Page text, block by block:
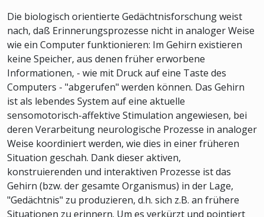
Die biologisch orientierte Gedächtnisforschung weist
nach, daß Erinnerungsprozesse nicht in analoger Weise
wie ein Computer funktionieren: Im Gehirn existieren
keine Speicher, aus denen früher erworbene
Informationen, - wie mit Druck auf eine Taste des
Computers - "abgerufen" werden können. Das Gehirn
ist als lebendes System auf eine aktuelle
sensomotorisch-affektive Stimulation angewiesen, bei
deren Verarbeitung neurologische Prozesse in analoger
Weise koordiniert werden, wie dies in einer früheren
Situation geschah. Dank dieser aktiven,
konstruierenden und interaktiven Prozesse ist das
Gehirn (bzw. der gesamte Organismus) in der Lage,
"Gedächtnis" zu produzieren, d.h. sich z.B. an frühere
Situationen zu erinnern. Um es verkürzt und pointiert